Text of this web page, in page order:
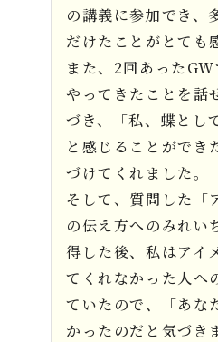
の講義に参加でき、
だけたことがとて
また、2回あった
やってきたことを話
づき、「私、蝶とし
と感じることができ
づけてくれました。
そして、質問した「
の伝え方へのみれい
得した後、私はアイ
てくれなかった人へ
ていたので、「あな
かったのだと気づき